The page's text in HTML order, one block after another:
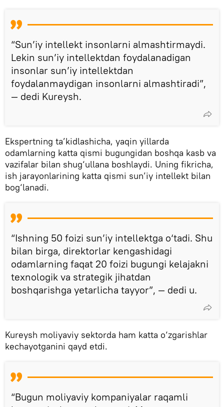
“Sun’iy intellekt insonlarni almashtirmaydi.
Lekin sun’iy intellektdan foydalanadigan
insonlar sun’iy intellektdan
foydalanmaydigan insonlarni almashtiradi”,
— dedi Kureysh.
Ekspertning ta’kidlashicha, yaqin yillarda
odamlarning katta qismi bugungidan boshqa kasb va
vazifalar bilan shug‘ullana boshlaydi. Uning fikricha,
ish jarayonlarining katta qismi sun’iy intellekt bilan
bog‘lanadi.
“Ishning 50 foizi sun’iy intellektga o‘tadi. Shu
bilan birga, direktorlar kengashidagi
odamlarning faqat 20 foizi bugungi kelajakni
texnologik va strategik jihatdan
boshqarishga yetarlicha tayyor”, — dedi u.
Kureysh moliyaviy sektorda ham katta o‘zgarishlar
kechayotganini qayd etdi.
“Bugun moliyaviy kompaniyalar raqamli